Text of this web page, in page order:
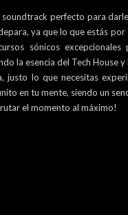
perfecto para
ya que lo que estás
sónicos excepcionales
la esencia del Tech House
justo lo que necesitas
en tu mente, siendo un
el momento al máximo!